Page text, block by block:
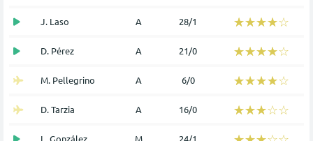
J. Laso Α 28/1 ☆☆☆☆☆
★★★★★
D. Pérez Α 21/0 ☆☆☆☆☆
★★★★★
M. Pellegrino Α 6/0 ☆☆☆☆☆
★★★★★
D. Tarzia Α 16/0 ☆☆☆☆☆
★★★★★
L. González Μ 24/1